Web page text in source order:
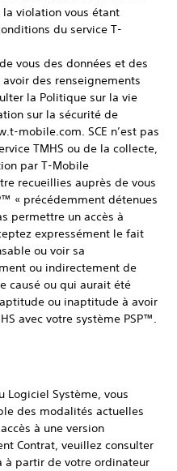
violation vous étant
du service T-
vous des données et des
des renseignements
la Politique sur la vie
sur la sécurité de
mobile.com. SCE n’est pas
TMHS ou de la collecte,
par T-Mobile
recueillies auprès de vous
« précédemment détenues
permettre un accès à
expressément le fait
ou voir sa
ou indirectement de
causé ou qui aurait été
ou inaptitude à avoir
avec votre système PSP™.
Logiciel Système, vous
des modalités actuelles
à une version
Contrat, veuillez consulter
partir de votre ordinateur